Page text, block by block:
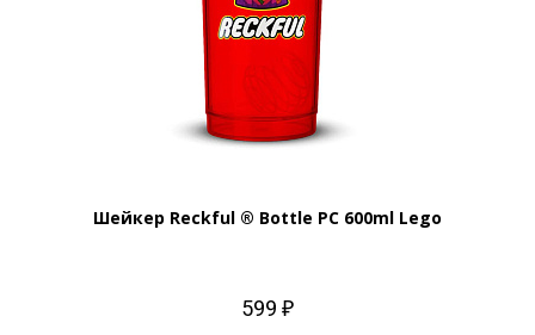
Шейкер Reckful ® Bottle PC 600ml Lego
599 ₽